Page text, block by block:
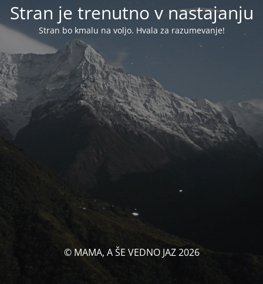
Stran je trenutno v nastajanju
Stran bo kmalu na voljo. Hvala za razumevanje!
© MAMA, A ŠE VEDNO JAZ 2026